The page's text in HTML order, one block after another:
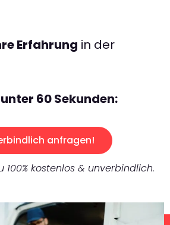
Erfahrung in der
unter 60 Sekunden:
anfragen!
100% kostenlos & unverbindlich.